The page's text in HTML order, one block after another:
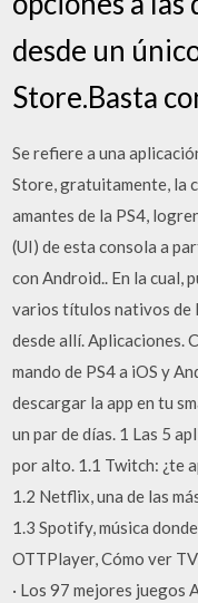
desde un
Store.Basta
Se refiere a una
Store, gratuitamente, la
amantes de la PS4,
(UI) de esta consola a
con Android.. En la cual,
varios títulos nativos de
desde allí. Aplicaciones.
mando de PS4 a iOS y
descargar la app en tu
un par de días. 1 Las 5
por alto. 1.1 Twitch: ¿te
1.2 Netflix, una de las
1.3 Spotify, música
OTTPlayer, Cómo ver
· Los 97 mejores juegos